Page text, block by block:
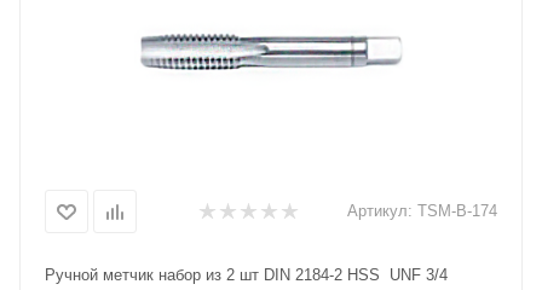
Артикул: TSM-B-174
Ручной метчик набор из 2 шт DIN 2184-2 HSS UNF 3/4